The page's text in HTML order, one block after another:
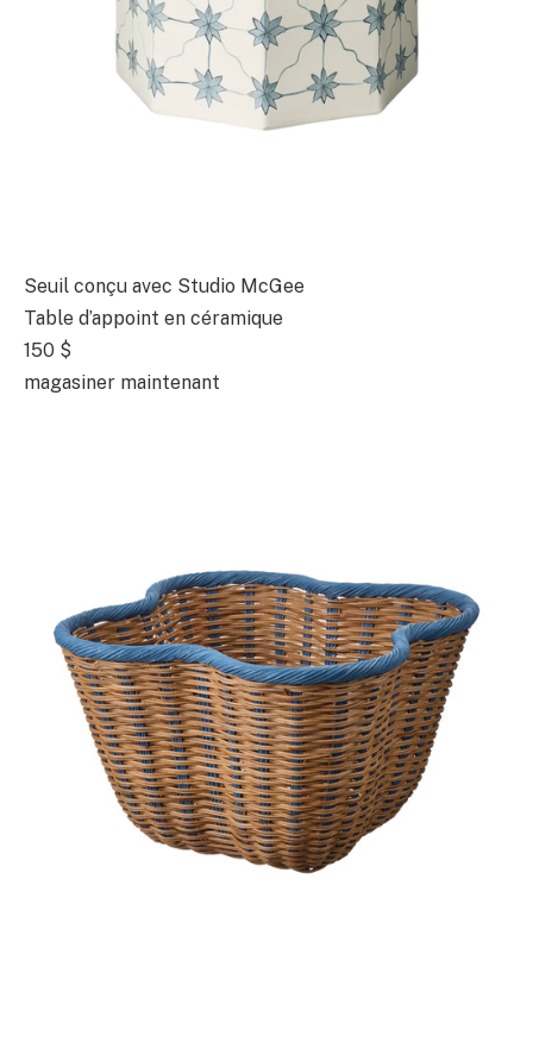
Seuil conçu avec Studio McGee
Table d’appoint en céramique
150 $
magasiner maintenant